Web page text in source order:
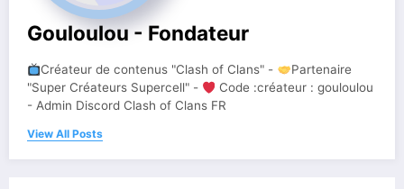
Gouloulou - Fondateur
Créateur de contenus "Clash of Clans" -
Partenaire
"Super Créateurs Supercell" -
Code :créateur : gouloulou
- Admin Discord Clash of Clans FR
View All Posts